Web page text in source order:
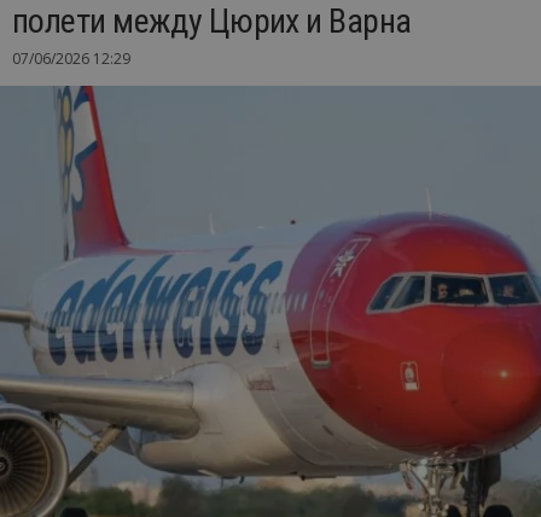
полети между Цюрих и Варна
07/06/2026 12:29